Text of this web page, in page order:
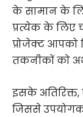
के सामान के
प्रत्येक के लिए
प्रोजेक्ट आपको
तकनीकों को
इसके
जिससे